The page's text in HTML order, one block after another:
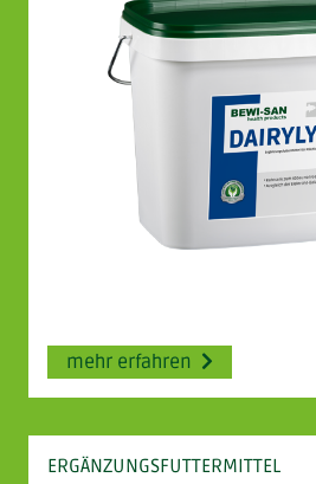
mehr erfahren
ERGÄNZUNGSFUTTERMITTEL